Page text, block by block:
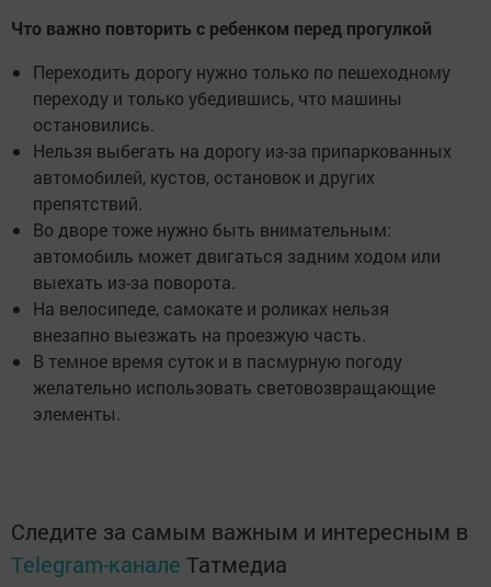
Что важно повторить с ребенком перед прогулкой
Переходить дорогу нужно только по пешеходному
переходу и только убедившись, что машины
остановились.
Нельзя выбегать на дорогу из-за припаркованных
автомобилей, кустов, остановок и других
препятствий.
Во дворе тоже нужно быть внимательным:
автомобиль может двигаться задним ходом или
выехать из-за поворота.
На велосипеде, самокате и роликах нельзя
внезапно выезжать на проезжую часть.
В темное время суток и в пасмурную погоду
желательно использовать световозвращающие
элементы.
Следите за самым важным и интересным в
Telegram-канале Татмедиа